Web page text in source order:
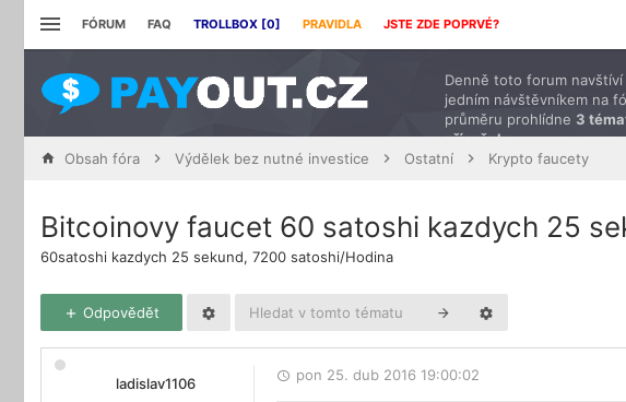
FÓRUM FAQ TROLLBOX [0] PRAVIDLA JSTE ZDE POPRVÉ?
Denně toto forum navštíví
jedním návštěvníkem na
průměru prohlídne 3
příspěvky.
Obsah fóra Výdělek bez nutné investice Ostatní Krypto faucety
Bitcoinovy faucet 60 satoshi kazdych 25
60satoshi kazdych 25 sekund, 7200 satoshi/Hodina
Odpovědět
ladislav1106 pon 25. dub 2016 19:00:02